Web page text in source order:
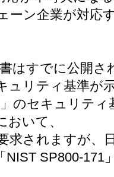
ーン企業が対応
書はすでに公開
ュリティ基準が
のセキュリテ
いて、
求されますが、
NIST SP800-171